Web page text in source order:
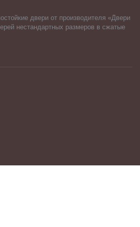
двери от производителя «Двери
нестандартных размеров в сжатые